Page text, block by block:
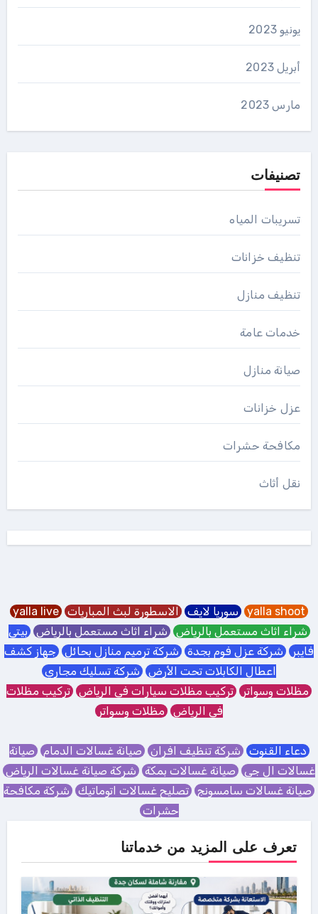
يونيو 2023
أبريل 2023
مارس 2023
تصنيفات
تسريبات المياه
تنظيف خزانات
تنظيف منازل
خدمات عامة
صيانة منازل
عزل خزانات
مكافحة حشرات
نقل أثاث
yalla shoot سوريا لايف الاسطورة لبث المباريات yalla live
شراء اثاث مستعمل بالرياض شراء اثاث مستعمل بالرياض بيتي
فايبر شركة عزل فوم بجدة شركة ترميم منازل بحائل جهاز كشف
اعطال الكابلات تحت الأرض شركة تسليك مجاري
مظلات وسواتر تركيب مظلات سيارات في الرياض تركيب مظلات
في الرياض مظلات وسواتر
دعاء القنوت شركة تنظيف افران صيانة غسالات الدمام صيانة
غسالات ال جي صيانة غسالات بمكة شركة صيانة غسالات الرياض
صيانة غسالات سامسونج تصليح غسالات اتوماتيك شركة مكافحة
حشرات
تعرف على المزيد من خدماتنا